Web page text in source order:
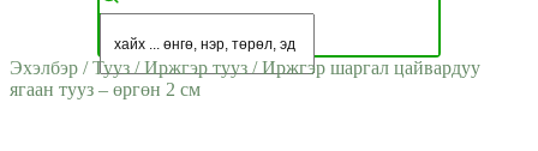
Эхэлбэр /Тууз /Иржгэр тууз /Иржгэр шаргал цайвардуу
ягаан тууз – өргөн 2 см